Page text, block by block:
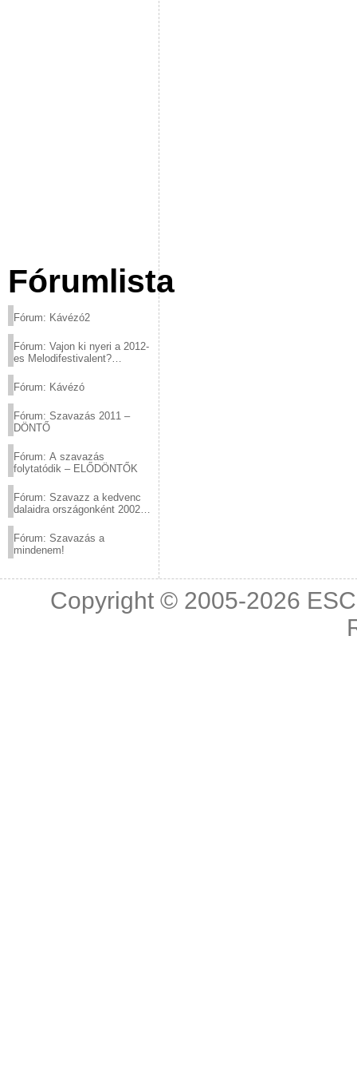
Fórumlista
Fórum: Kávézó2
Fórum: Vajon ki nyeri a 2012-
es Melodifestivalent?
Fórum: Kávézó
Fórum: Szavazás 2011 –
DÖNTŐ
Fórum: A szavazás
folytatódik – ELŐDÖNTŐK
Fórum: Szavazz a kedvenc
dalaidra országonként 2002
Fórum: Szavazás a
mindenem!
Copyright © 2005-2026